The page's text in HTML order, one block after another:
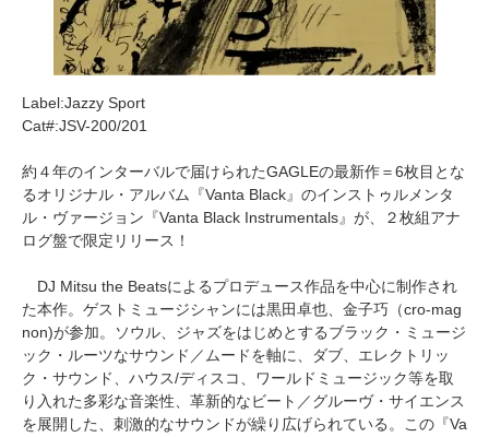
Label:Jazzy Sport
Cat#:JSV-200/201
約４年のインターバルで届けられたGAGLEの最新作＝6枚目とな
るオリジナル・アルバム『Vanta Black』のインストゥルメンタ
ル・ヴァージョン『Vanta Black Instrumentals』が、２枚組アナ
ログ盤で限定リリース！
DJ Mitsu the Beatsによるプロデュース作品を中心に制作され
た本作。ゲストミュージシャンには黒田卓也、金子巧（cro-mag
non)が参加。ソウル、ジャズをはじめとするブラック・ミュージ
ック・ルーツなサウンド／ムードを軸に、ダブ、エレクトリッ
ク・サウンド、ハウス/ディスコ、ワールドミュージック等を取
り入れた多彩な音楽性、革新的なビート／グルーヴ・サイエンス
を展開した、刺激的なサウンドが繰り広げられている。この『Va